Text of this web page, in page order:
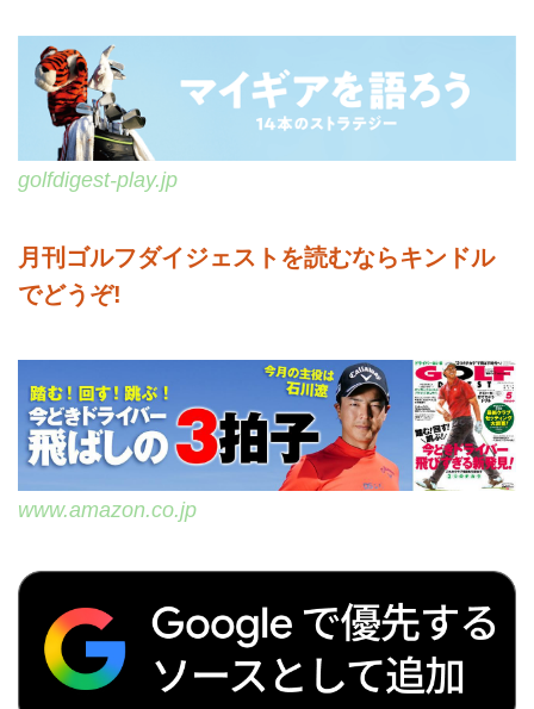
golfdigest-play.jp
月刊ゴルフダイジェストを読むならキンドル
でどうぞ!
www.amazon.co.jp